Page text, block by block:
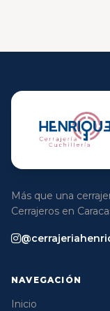
Más que una
Cerrajeros en
NAVEGACIÓN
Inicio